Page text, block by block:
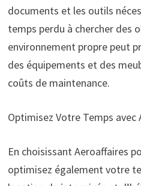
documents et les outils
temps perdu à chercher des
environnement propre peut
des équipements et des
coûts de maintenance.
Optimisez Votre Temps avec
En choisissant Aeroaffaires
optimisez également votre